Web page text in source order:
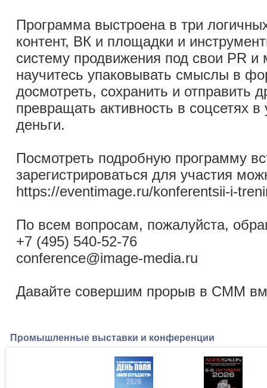
Программа выстроена в три
контент, ВК и площадки и
систему продвижения под свои PR и
научитесь упаковывать смыслы в
досмотреть, сохранить и отправить
превращать активность в соцсетях
деньги.
Посмотреть подробную программу
зарегистрироваться для участия
https://eventimage.ru/konferentsii-i-
По всем вопросам, пожалуйста,
+7 (495) 540-52-76
conference@image-media.ru
Давайте совершим прорыв в СММ
Промышленные выставки и конференции